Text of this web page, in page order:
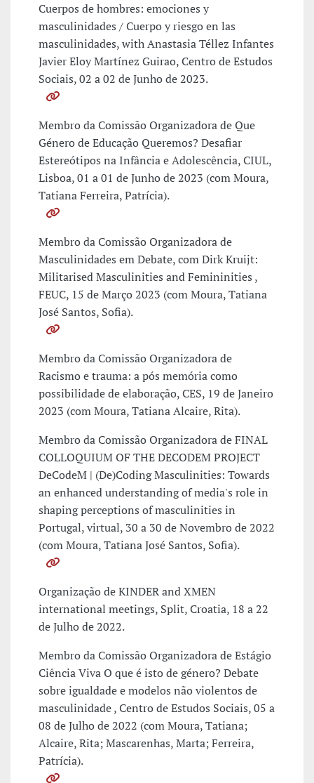
Cuerpos de hombres: emociones y
masculinidades / Cuerpo y riesgo en las
masculinidades, with Anastasia Téllez Infantes
Javier Eloy Martínez Guirao, Centro de Estudos
Sociais, 02 a 02 de Junho de 2023.
Membro da Comissão Organizadora de Que
Género de Educação Queremos? Desafiar
Estereótipos na Infância e Adolescência, CIUL,
Lisboa, 01 a 01 de Junho de 2023 (com Moura,
Tatiana Ferreira, Patrícia).
Membro da Comissão Organizadora de
Masculinidades em Debate, com Dirk Kruijt:
Militarised Masculinities and Femininities ,
FEUC, 15 de Março 2023 (com Moura, Tatiana
José Santos, Sofia).
Membro da Comissão Organizadora de
Racismo e trauma: a pós memória como
possibilidade de elaboração, CES, 19 de Janeiro
2023 (com Moura, Tatiana Alcaire, Rita).
Membro da Comissão Organizadora de FINAL
COLLOQUIUM OF THE DECODEM PROJECT
DeCodeM | (De)Coding Masculinities: Towards
an enhanced understanding of media's role in
shaping perceptions of masculinities in
Portugal, virtual, 30 a 30 de Novembro de 2022
(com Moura, Tatiana José Santos, Sofia).
Organização de KINDER and XMEN
international meetings, Split, Croatia, 18 a 22
de Julho de 2022.
Membro da Comissão Organizadora de Estágio
Ciência Viva O que é isto de género? Debate
sobre igualdade e modelos não violentos de
masculinidade , Centro de Estudos Sociais, 05 a
08 de Julho de 2022 (com Moura, Tatiana;
Alcaire, Rita; Mascarenhas, Marta; Ferreira,
Patrícia).